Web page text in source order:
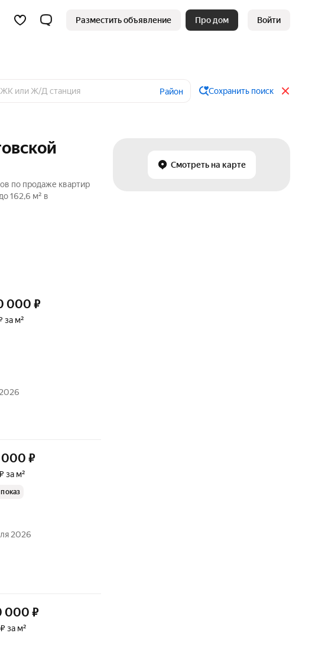
Разместить объявление Про дом Войти
Район Сохранить поиск
Смотреть на карте
по продаже квартир
162,6 м² в
000 ₽
за м²
000 ₽
за м²
2026
000 ₽
за м²